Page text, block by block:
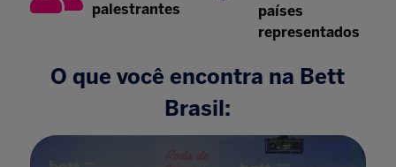
palestrantes
países
representados
O que você encontra na Bett
Brasil: